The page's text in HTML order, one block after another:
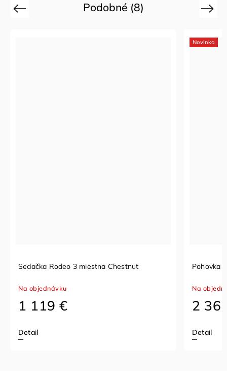
Podobné (8)
Previous
Rodeo 3 miestna Chestnut
€
Pohovka Huxley
Na objednávku
2 365 €
Next